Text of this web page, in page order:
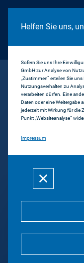
Cookie Hinweis
Helfen Sie uns,
Sofern Sie uns Ihre
GmbH zur Analyse von
„Zustimmen“ erteilen Sie
Nutzungsverhalten zu
verarbeiten dürfen. Eine
Daten oder eine Weitergabe
jederzeit mit Wirkung für die
Punkt „Websiteanalyse“
Impressum
AXN Black
Zurück